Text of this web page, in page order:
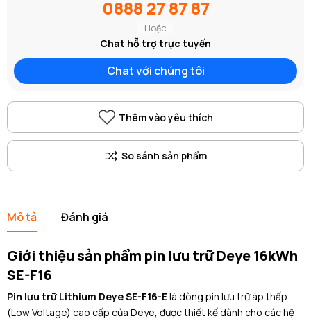
0888 27 87 87
Hoặc
Chat hỗ trợ trực tuyến
Chat với chúng tôi
Thêm vào yêu thích
Mô tả Đánh giá
Giới thiệu sản phẩm pin lưu trữ Deye 16kWh
SE-F16
Pin lưu trữ Lithium Deye SE-F16-Elà dòng pin lưu trữ áp thấp
(Low Voltage) cao cấp của Deye, được thiết kế dành cho các hệ